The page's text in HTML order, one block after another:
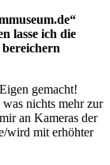
lasse ich die
gemacht!
nichts mehr zur
an Kameras der
wird mit erhöhter